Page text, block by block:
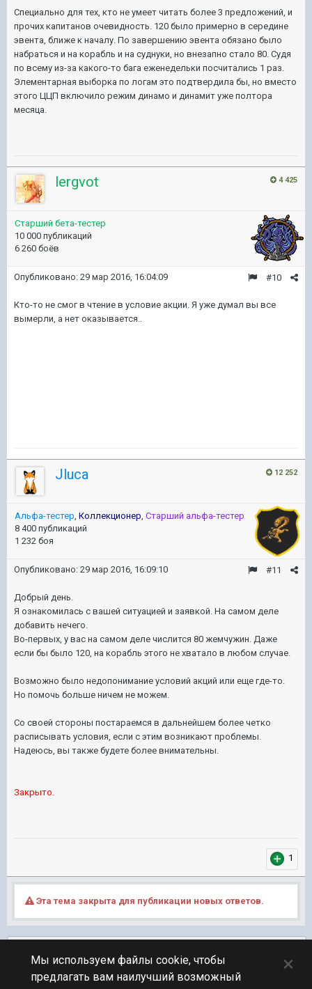
Специально для тех, кто не умеет читать более 3 предложений, и
прочих капитанов очевидность. 120 было примерно в середине
эвента, ближе к началу. По завершению эвента обязано было
набраться и на корабль и на суднуки, но внезапно стало 80. Судя
по всему из-за какого-то бага еженедельки посчитались 1 раз.
Элементарная выборка по логам это подтвердила бы, но вместо
этого ЦЦП включило режим динамо и динамит уже полтора
месяца.
4 425
lergvot
Старший бета-тестер
10 000 публикаций
6 260 боёв
#10
Опубликовано: 29 мар 2016, 16:04:09
Кто-то не смог в чтение в условие акции. Я уже думал вы все
вымерли, а нет оказывается..
12 252
Jluca
Альфа-тестер, Коллекционер, Старший альфа-тестер
8 400 публикаций
1 232 боя
#11
Опубликовано: 29 мар 2016, 16:09:10
Добрый день.
Я ознакомилась с вашей ситуацией и заявкой. На самом деле
добавить нечего.
Во-первых, у вас на самом деле числится 80 жемчужин. Даже
если бы было 120, на корабль этого не хватало в любом случае.
Возможно было недопонимание условий акций или еще где-то.
Но помочь больше ничем не можем.
Со своей стороны постараемся в дальнейшем более четко
расписывать условия, если с этим возникают проблемы.
Надеюсь, вы также будете более внимательны.
Закрыто.
1
Эта тема закрыта для публикации новых ответов.
ПЕРЕЙТИ К СПИСКУ ТЕМ
Мы используем файлы cookie, чтобы
предлагать вам наилучший возможный
×